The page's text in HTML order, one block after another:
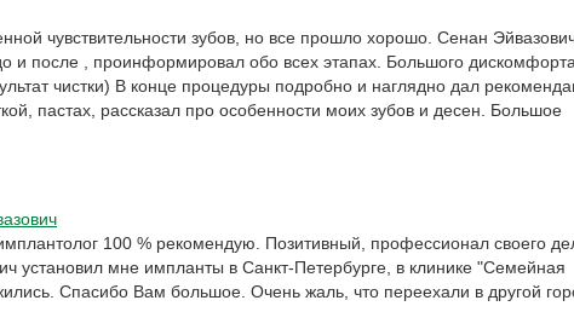
чувствительности зубов, но все прошло хорошо. Сенан
и после , проинформировал обо всех этапах. Большого
чистки) В конце процедуры подробно и наглядно дал
пастах, рассказал про особенности моих зубов и десен. Большое
100 % рекомендую. Позитивный, профессионал своего
установил мне импланты в Санкт-Петербурге, в клинике "Семейная
Спасибо Вам большое. Очень жаль, что переехали в другой